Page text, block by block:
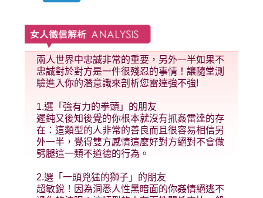
兩人世界中忠誠非常的重要，另外一半如果不
忠誠對於對方是一件很殘忍的事情！讓隨堂測
驗進入你的潛意識來剖析您雷達強不強!
1.選「強有力的拳頭」的朋友
遲鈍又後知後覺的你根本就沒有抓姦雷達的存
在：這類型的人非常的善良而且很容易相信另
外一半，覺得雙方感情這麼好對方絕對不會做
劈腿這一類不道德的行為。
2.選「一頭兇猛的獅子」的朋友
超敏銳！因為洞悉人性黑暗面的你姦情絕逃不